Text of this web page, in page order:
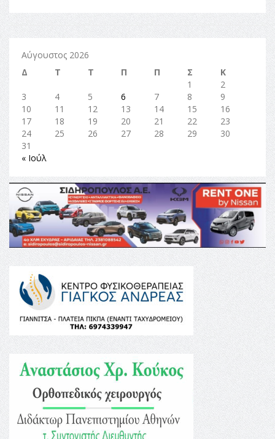
Αύγουστος 2026
Δ
Τ Τ Π Π Σ
Κ
1
2
3
4 5 6 7 8
9
10
11 12 13 14 15
16
17
18 19 20 21 22
23
24
25 26 27 28 29
30
31
« Ιούλ